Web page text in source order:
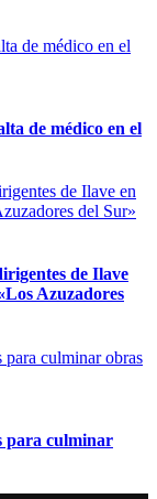
de médico en el
de Ilave
Azuzadores
para culminar